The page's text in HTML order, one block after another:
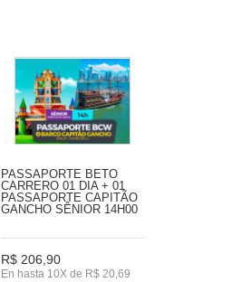
PASSAPORTE BETO
CARRERO 01 DIA + 01
PASSAPORTE CAPITÃO
GANCHO SÊNIOR 14H00
R$ 206,90
En hasta 10X de R$ 20,69